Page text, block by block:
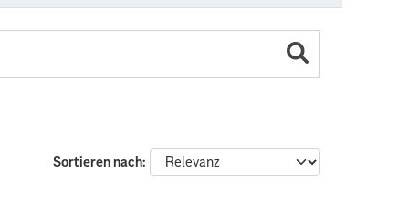
Sortieren nach